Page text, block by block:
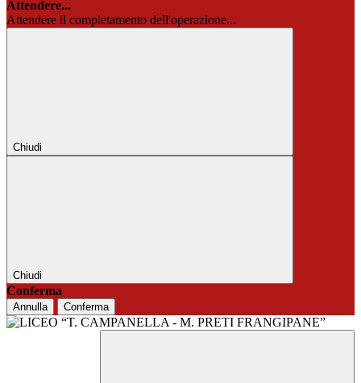
Attendere...
Attendere il completamento dell'operazione...
Chiudi
Chiudi
Conferma
Annulla Conferma